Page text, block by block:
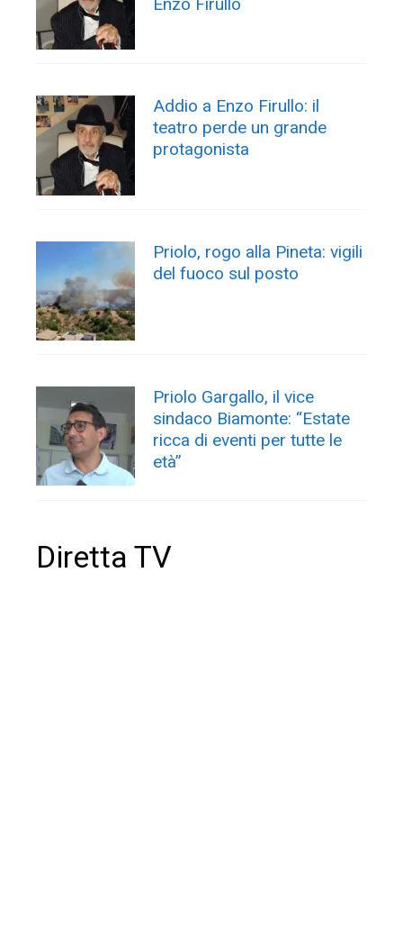
Addio a Enzo Firullo: il
teatro perde un grande
protagonista
Priolo, rogo alla Pineta: vigili
del fuoco sul posto
Priolo Gargallo, il vice
sindaco Biamonte: “Estate
ricca di eventi per tutte le
età”
Diretta TV